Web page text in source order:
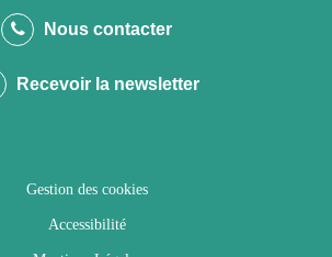
le
Facebook
le
Twitter
le
Instagram
Youtube
Nous contacter
Recevoir la newsletter
Gestion des cookies
Accessibilité